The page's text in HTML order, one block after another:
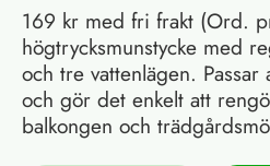
169 kr med fri frakt (Ord.
högtrycksmunstycke med
och tre vattenlägen. Passar
och gör det enkelt att
balkongen och